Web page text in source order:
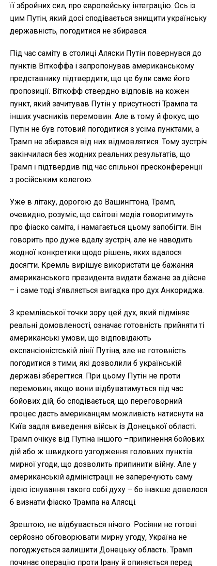
її збройних сил, про європейську інтеграцію. Ось із
цим Путін, який досі сподівається знищити українську
державність, погодитися не збирався.
Під час саміту в столиці Аляски Путін повернувся до
пунктів Віткоффа і запропонував американському
представнику підтвердити, що це були саме його
пропозиції. Віткофф ствердно відповів на кожен
пункт, який зачитував Путін у присутності Трампа та
інших учасників перемовин. Але в тому й фокус, що
Путін не був готовий погодитися з усіма пунктами, а
Трамп не збирався від них відмовлятися. Тому зустріч
закінчилася без жодних реальних результатів, що
Трамп і підтвердив під час спільної пресконференції
з російським колегою.
Уже в літаку, дорогою до Вашингтона, Трамп,
очевидно, розуміє, що світові медіа говоритимуть
про фіаско саміта, і намагається цьому запобігти. Він
говорить про дуже вдалу зустріч, але не наводить
жодної конкретики щодо рішень, яких вдалося
досягти. Кремль вирішує використати це бажання
американського президента видати бажане за дійсне
– і саме тоді з’являється вигадка про дух Анкориджа.
З кремлівської точки зору цей дух, який підміняє
реальні домовленості, означає готовність прийняти ті
американські умови, що відповідають
експансіоністській лінії Путіна, але не готовність
погодитися з тими, які дозволили б українській
державі зберегтися. При цьому Путін не проти
перемовин, якщо вони відбуватимуться під час
бойових дій, бо сподівається, що переговорний
процес дасть американцям можливість натиснути на
Київ задля виведення військ із Донецької області.
Трамп очікує від Путіна іншого –припинення бойових
дій або ж швидкого узгодження головних пунктів
мирної угоди, що дозволить припинити війну. Але у
американській адміністрації не заперечують саму
ідею існування такого собі духу – бо інакше довелося
б визнати фіаско Трампа на Алясці.
Зрештою, не відбувається нічого. Росіяни не готові
серйозно обговорювати мирну угоду, Україна не
погоджується залишити Донецьку область. Трамп
починає операцію проти Ірану й опиняється перед